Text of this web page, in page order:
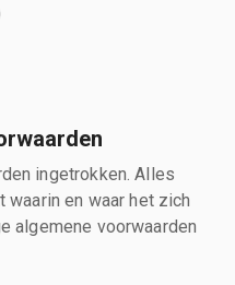
ingetrokken. Alles
en waar het zich
algemene voorwaarden